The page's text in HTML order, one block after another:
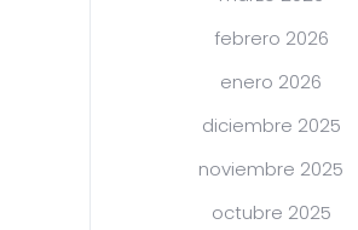
febrero 2026
enero 2026
diciembre 2025
noviembre 2025
octubre 2025